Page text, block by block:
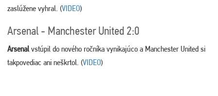
zaslúžene vyhral. (VIDEO)
Arsenal - Manchester United 2:0
Arsenalvstúpil do nového ročníka vynikajúco a Manchester United si
takpovediac ani neškrtol. (VIDEO)